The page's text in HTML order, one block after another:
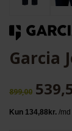
Garcia
899,00